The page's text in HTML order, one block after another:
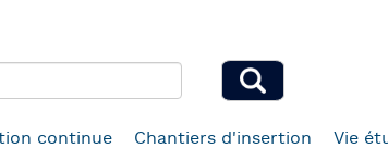
continue Chantiers d'insertion Vie